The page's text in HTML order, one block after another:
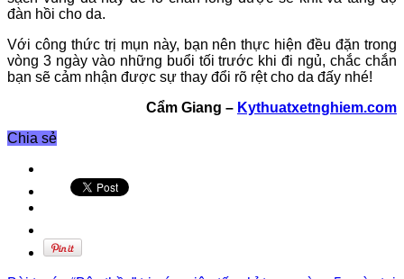
đàn hồi cho da.
Với công thức trị mụn này, bạn nên thực hiện đều đặn trong
vòng 3 ngày vào những buổi tối trước khi đi ngủ, chắc chắn
bạn sẽ cảm nhận được sự thay đổi rõ rệt cho da đấy nhé!
Cẩm Giang – Kythuatxetnghiem.com
Chia sẻ